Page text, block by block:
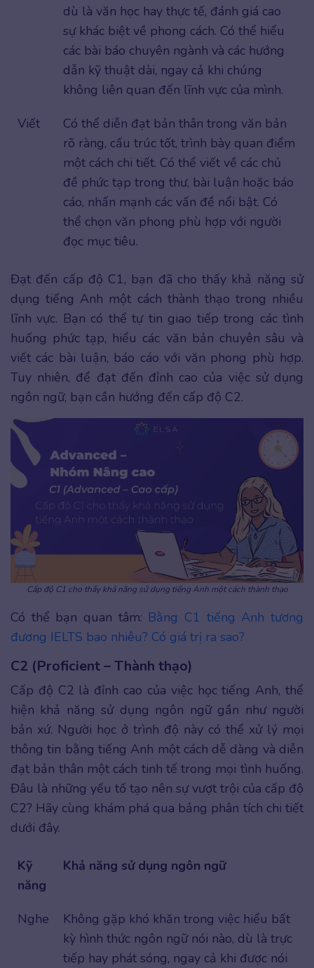
dù là văn học hay thực tế, đánh giá cao
sự khác biệt về phong cách. Có thể hiểu
các bài báo chuyên ngành và các hướng
dẫn kỹ thuật dài, ngay cả khi chúng
không liên quan đến lĩnh vực của mình.
Viết
Có thể diễn đạt bản thân trong văn bản
rõ ràng, cấu trúc tốt, trình bày quan điểm
một cách chi tiết. Có thể viết về các chủ
đề phức tạp trong thư, bài luận hoặc báo
cáo, nhấn mạnh các vấn đề nổi bật. Có
thể chọn văn phong phù hợp với người
đọc mục tiêu.
Đạt đến cấp độ C1, bạn đã cho thấy khả năng sử
dụng tiếng Anh một cách thành thạo trong nhiều
lĩnh vực. Bạn có thể tự tin giao tiếp trong các tình
huống phức tạp, hiểu các văn bản chuyên sâu và
viết các bài luận, báo cáo với văn phong phù hợp.
Tuy nhiên, để đạt đến đỉnh cao của việc sử dụng
ngôn ngữ, bạn cần hướng đến cấp độ C2.
Cấp độ C1 cho thấy khả năng sử dụng tiếng Anh một cách thành thạo
Có thể bạn quan tâm: Bằng C1 tiếng Anh tương
đương IELTS bao nhiêu? Có giá trị ra sao?
C2 (Proficient – Thành thạo)
Cấp độ C2 là đỉnh cao của việc học tiếng Anh, thể
hiện khả năng sử dụng ngôn ngữ gần như người
bản xứ. Người học ở trình độ này có thể xử lý mọi
thông tin bằng tiếng Anh một cách dễ dàng và diễn
đạt bản thân một cách tinh tế trong mọi tình huống.
Đâu là những yếu tố tạo nên sự vượt trội của cấp độ
C2? Hãy cùng khám phá qua bảng phân tích chi tiết
dưới đây.
Kỹ
năng
Khả năng sử dụng ngôn ngữ
Nghe
Không gặp khó khăn trong việc hiểu bất
kỳ hình thức ngôn ngữ nói nào, dù là trực
tiếp hay phát sóng, ngay cả khi được nói